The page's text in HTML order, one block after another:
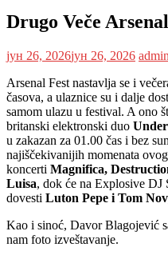
Drugo Veče
јун 26, 2026јун 26, 2026 admin
Arsenal Fest nastavlja se i
časova, a ulaznice su i dalje
samom ulazu u festival. A ono
britanski elektronski duo
u zakazan za 01.00 čas i bez
najiščekivanijih momenata
koncerti Magnifica,
Luisa, dok će na Explosive DJ
dovesti Luton Pepe i Tom
Kao i sinoć, Davor Blagojević
nam foto izveštavanje.